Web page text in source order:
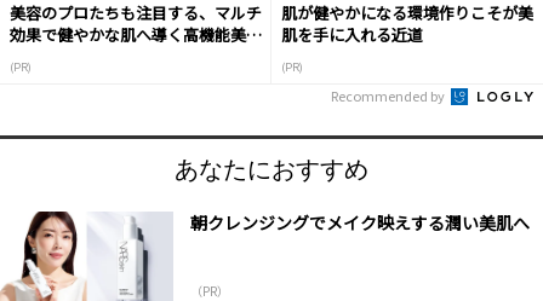
美容のプロたちも注目する、マルチ
効果で健やかな肌へ導く高機能美容
(PR)
肌が健やかになる環境作りこそが美
肌を手に入れる近道
(PR)
Recommended by
あなたにおすすめ
朝クレンジングでメイク映えする潤い美肌へ
（PR）